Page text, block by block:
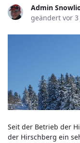
Admin
geändert vor 3
Seit der Betrieb der
der Hirschberg ein